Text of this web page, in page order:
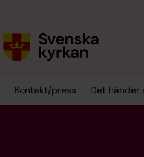
Kontakt/press Det händer